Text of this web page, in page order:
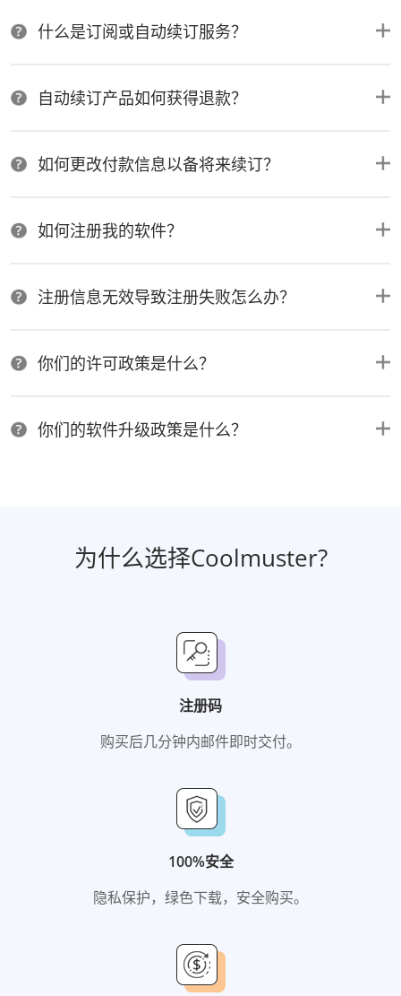
什么是订阅或自动续订服务？
自动续订产品如何获得退款？
如何更改付款信息以备将来续订？
如何注册我的软件？
注册信息无效导致注册失败怎么办？
你们的许可政策是什么？
你们的软件升级政策是什么？
为什么选择Coolmuster?
注册码
购买后几分钟内邮件即时交付。
100%安全
隐私保护，绿色下载，安全购买。